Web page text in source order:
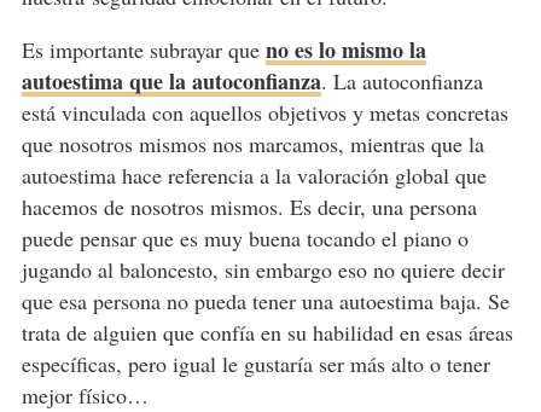
Es importante subrayar que no es lo mismo la
autoestima que la autoconfianza. La autoconfianza
está vinculada con aquellos objetivos y metas concretas
que nosotros mismos nos marcamos, mientras que la
autoestima hace referencia a la valoración global que
hacemos de nosotros mismos. Es decir, una persona
puede pensar que es muy buena tocando el piano o
jugando al baloncesto, sin embargo eso no quiere decir
que esa persona no pueda tener una autoestima baja. Se
trata de alguien que confía en su habilidad en esas áreas
específicas, pero igual le gustaría ser más alto o tener
mejor físico…